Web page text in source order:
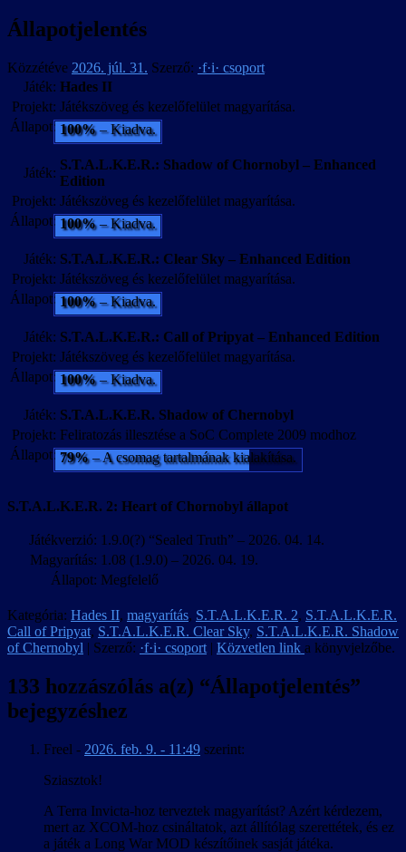
Állapotjelentés
Közzétéve 2026. júl. 31. Szerző: ·f·i· csoport
Játék: Hades II
Projekt: Játékszöveg és kezelőfelület magyarítása.
Állapot: 100%– Kiadva.
Játék:
S.T.A.L.K.E.R.: Shadow of Chornobyl – Enhanced
Edition
Projekt: Játékszöveg és kezelőfelület magyarítása.
Állapot: 100%– Kiadva.
Játék: S.T.A.L.K.E.R.: Clear Sky – Enhanced Edition
Projekt: Játékszöveg és kezelőfelület magyarítása.
Állapot: 100%– Kiadva.
Játék: S.T.A.L.K.E.R.: Call of Pripyat – Enhanced Edition
Projekt: Játékszöveg és kezelőfelület magyarítása.
Állapot: 100%– Kiadva.
Játék: S.T.A.L.K.E.R. Shadow of Chernobyl
Projekt: Feliratozás illesztése a SoC Complete 2009 modhoz
Állapot: 79%– A csomag tartalmának kialakítása.
S.T.A.L.K.E.R. 2: Heart of Chornobyl állapot
Játékverzió: 1.9.0(?) “Sealed Truth” – 2026. 04. 14.
Magyarítás: 1.08 (1.9.0) – 2026. 04. 19.
Állapot: Megfelelő
Kategória: Hades II, magyarítás, S.T.A.L.K.E.R. 2, S.T.A.L.K.E.R.
Call of Pripyat, S.T.A.L.K.E.R. Clear Sky, S.T.A.L.K.E.R. Shadow
of Chernobyl | Szerző: ·f·i· csoport | Közvetlen link a könyvjelzőbe.
133 hozzászólás a(z) “Állapotjelentés”
bejegyzéshez
Freel - 2026. feb. 9. - 11:49 szerint:
Sziasztok!
A Terra Invicta-hoz terveztek magyarítást? Azért kérdezem,
mert az XCOM-hoz csináltatok, azt állítólag szerettétek, és ez
a játék a Long War MOD készítőinek sasját játéka.